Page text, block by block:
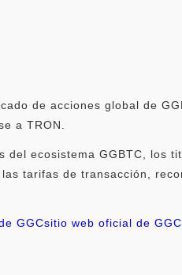
de acciones global de
a TRON.
del ecosistema GGBTC, los
tarifas de transacción,
GGCsitio web oficial de GGC